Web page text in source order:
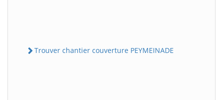
Trouver chantier couverture PEYMEINADE